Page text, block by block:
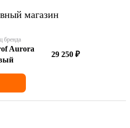
магазин
бренда
Aurora
29 250 ₽